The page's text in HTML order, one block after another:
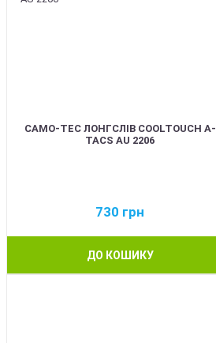
CAMO-TEC ЛОНГСЛІВ COOLTOUCH A-
TACS AU 2206
730 грн
ДО КОШИКУ